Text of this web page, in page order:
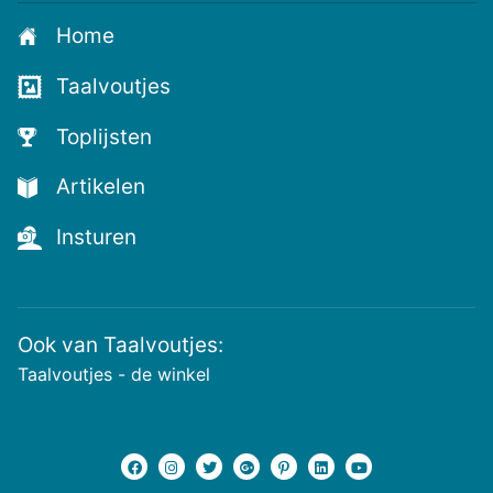
voor
de
nieuwste
voutjes
en
de
voutste
nieuwtjes!
Home
Taalvoutjes
Toplijsten
Artikelen
Insturen
Ook van Taalvoutjes:
Taalvoutjes - de winkel